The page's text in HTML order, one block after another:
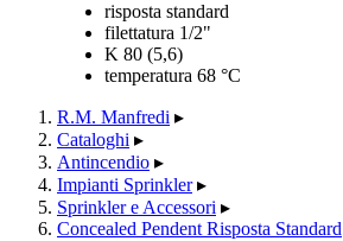
risposta standard
filettatura 1/2"
K 80 (5,6)
temperatura 68 °C
R.M. Manfredi ▸
Cataloghi ▸
Antincendio ▸
Impianti Sprinkler ▸
Sprinkler e Accessori ▸
Concealed Pendent Risposta Standard